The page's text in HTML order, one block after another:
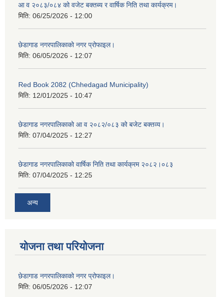
आ व २०८३/०८४ को वजेट बक्तब्य र वार्षिक निति तथा कार्यक्रम।
मिति: 06/25/2026 - 12:00
छेडागाड नगरपालिकाको नगर प्रोफाइल।
मिति: 06/05/2026 - 12:07
Red Book 2082 (Chhedagad Municipality)
मिति: 12/01/2025 - 10:47
छेडागाड नगरपालिकाको आ व २०८२/०८३ को बजेट बक्तव्य।
मिति: 07/04/2025 - 12:27
छेडागाड नगरपालिकाको वार्षिक निति तथा कार्यक्रम २०८२।०८३
मिति: 07/04/2025 - 12:25
अन्य
योजना तथा परियोजना
छेडागाड नगरपालिकाको नगर प्रोफाइल।
मिति: 06/05/2026 - 12:07